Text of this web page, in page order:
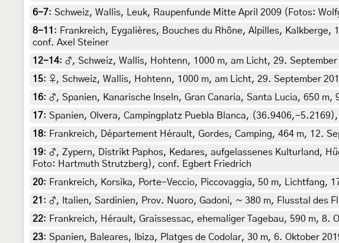
6-7: Schweiz, Wallis, Leuk, Raupenfunde Mitte April 2009 (Fotos:
8-11 : Frankreich, Eygalières, Bouches du Rhône, Alpilles,
conf. Axel Steiner
12-14: ♂, Schweiz, Wallis, Hohtenn, 1000 m, am Licht, 29.
15: ♀, Schweiz, Wallis, Hohtenn, 1000 m, am Licht, 29. September
16: ♂, Spanien, Kanarische Inseln, Gran Canaria, Santa Lucia, 650
17: Spanien, Olvera, Campingplatz Puebla Blanca, (36.9406,-
18: Frankreich, Département Hérault, Gordes, Camping, 464 m, 12.
19: ♂, Zypern, Distrikt Paphos, Kedares, aufgelassenes Kulturland,
Foto: Hartmuth Strutzberg), conf. Egbert Friedrich
20: Frankreich, Korsika, Porte-Veccio, Piccovaggia, 50 m, Lichtfang,
21 : ♂, Italien, Sardinien, Prov. Nuoro, Gadoni, ~ 380 m, Flusstal des
22: Frankreich, Hérault, Graissessac, ehemaliger Tagebau, 590 m,
23: Spanien, Baleares, Ibiza, Platges de Codolar, 30 m, 6. Oktober